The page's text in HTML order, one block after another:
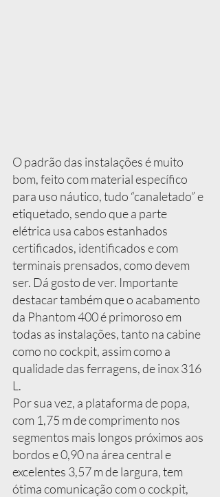
O padrão das instalações é muito
bom, feito com material específico
para uso náutico, tudo “canaletado” e
etiquetado, sendo que a parte
elétrica usa cabos estanhados
certificados, identificados e com
terminais prensados, como devem
ser. Dá gosto de ver. Importante
destacar também que o acabamento
da Phantom 400 é primoroso em
todas as instalações, tanto na cabine
como no cockpit, assim como a
qualidade das ferragens, de inox 316
L.
Por sua vez, a plataforma de popa,
com 1,75 m de comprimento nos
segmentos mais longos próximos aos
bordos e 0,90 na área central e
excelentes 3,57 m de largura, tem
ótima comunicação com o cockpit,